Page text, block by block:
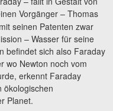
Vorgänger – Thomas
seinen Patenten zwar
– Wasser für seine
befindet sich also Faraday
wo Newton noch vom
erkennt Faraday
ökologischen
Planet.